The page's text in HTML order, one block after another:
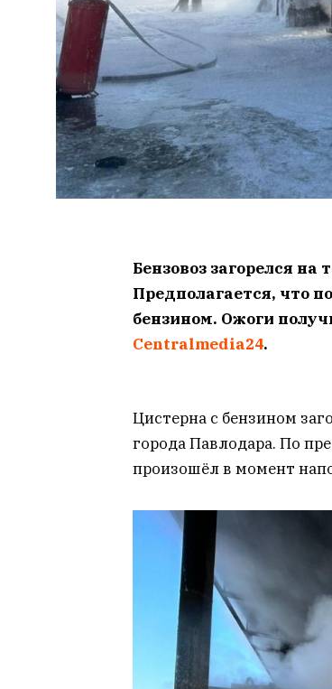
Бензовоз загорелся
Предполагается, что
бензином. Ожоги
Centralmedia24.
Цистерна с бензином
города Павлодара. По
произошёл в момент